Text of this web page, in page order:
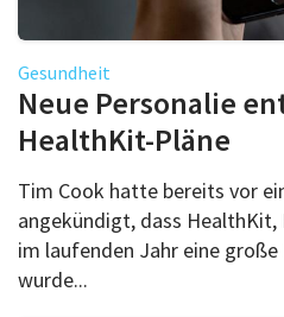
Gesundheit
Neue Personalie
HealthKit-Pläne
Tim Cook hatte bereits vor
angekündigt, dass HealthKit,
im laufenden Jahr eine
wurde...